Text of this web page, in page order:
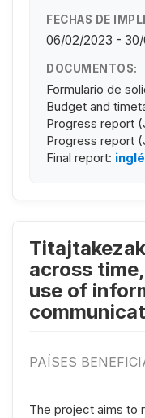
FECHAS DE
06/02/2023 -
DOCUMENTOS:
Formulario de
Budget and
Progress report
Progress report
Final report:
across
use of
PAÍSES
The project aims to